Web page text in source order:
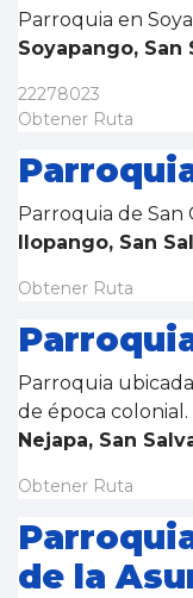
Parroquia en
Soyapango, San
22278023
Obtener Ruta
Parroquia de San
Ilopango, San
Obtener Ruta
Parroquia
de época colonial.
Nejapa, San
Obtener Ruta
de la